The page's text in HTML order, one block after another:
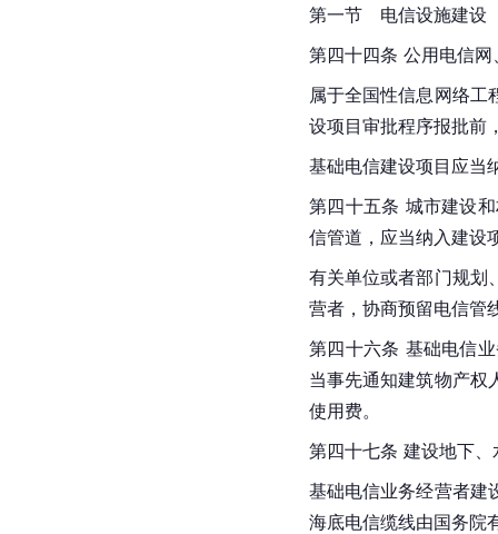
第一节　电信设施建设
第四十四条 公用电信
属于全国性信息网络工
设项目审批程序报批前
基础电信建设项目应当
第四十五条 城市建设
信管道，应当纳入建设
有关单位或者部门规划
营者，协商预留电信管
第四十六条 基础电信
当事先通知建筑物产权
使用费。
第四十七条 建设地下
基础电信业务经营者建
海底电信缆线由国务院